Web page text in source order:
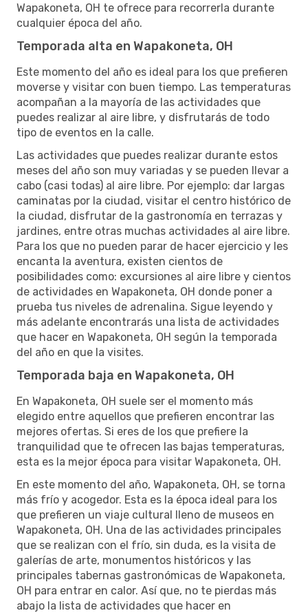
Wapakoneta, OH te ofrece para recorrerla durante
cualquier época del año.
Temporada alta en Wapakoneta, OH
Este momento del año es ideal para los que prefieren
moverse y visitar con buen tiempo. Las temperaturas
acompañan a la mayoría de las actividades que
puedes realizar al aire libre, y disfrutarás de todo
tipo de eventos en la calle.
Las actividades que puedes realizar durante estos
meses del año son muy variadas y se pueden llevar a
cabo (casi todas) al aire libre. Por ejemplo: dar largas
caminatas por la ciudad, visitar el centro histórico de
la ciudad, disfrutar de la gastronomía en terrazas y
jardines, entre otras muchas actividades al aire libre.
Para los que no pueden parar de hacer ejercicio y les
encanta la aventura, existen cientos de
posibilidades como: excursiones al aire libre y cientos
de actividades en Wapakoneta, OH donde poner a
prueba tus niveles de adrenalina. Sigue leyendo y
más adelante encontrarás una lista de actividades
que hacer en Wapakoneta, OH según la temporada
del año en que la visites.
Temporada baja en Wapakoneta, OH
En Wapakoneta, OH suele ser el momento más
elegido entre aquellos que prefieren encontrar las
mejores ofertas. Si eres de los que prefiere la
tranquilidad que te ofrecen las bajas temperaturas,
esta es la mejor época para visitar Wapakoneta, OH.
En este momento del año, Wapakoneta, OH, se torna
más frío y acogedor. Esta es la época ideal para los
que prefieren un viaje cultural lleno de museos en
Wapakoneta, OH. Una de las actividades principales
que se realizan con el frío, sin duda, es la visita de
galerías de arte, monumentos históricos y las
principales tabernas gastronómicas de Wapakoneta,
OH para entrar en calor. Así que, no te pierdas más
abajo la lista de actividades que hacer en